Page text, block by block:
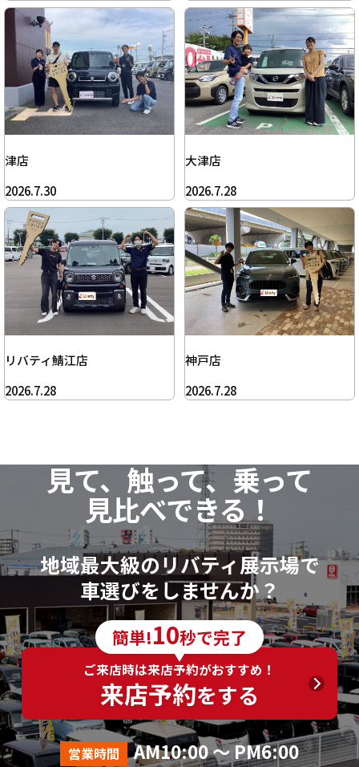
津店
2026.7.30
大津店
2026.7.28
リバティ鯖江店
2026.7.28
神戸店
2026.7.28
見て、触って、乗って
見比べできる！
地域最大級のリバティ展示場で
車選びをしませんか？
簡単!10秒で完了
ご来店時は来店予約がおすすめ！
来店予約をする
営業時間 AM10:00 ～ PM6:00